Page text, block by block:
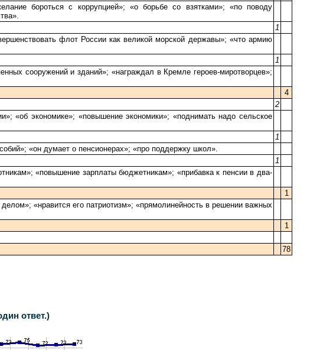
бороться с коррупцией»; «о борьбе со взятками»; «по поводу
1
флот России как великой морской державы»; «что армию
1
сооружений и зданий»; «награждал в Кремле героев-миротворцев»;
4
2
«об экономике»; «повышение экономики»; «поднимать надо сельское
1
«он думает о пенсионерах»; «про поддержку школ».
1
«повышение зарплаты бюджетникам»; «прибавка к пенсии в два-
1
«нравится его патриотизм»; «прямолинейность в решении важных
1
78
ответ.)